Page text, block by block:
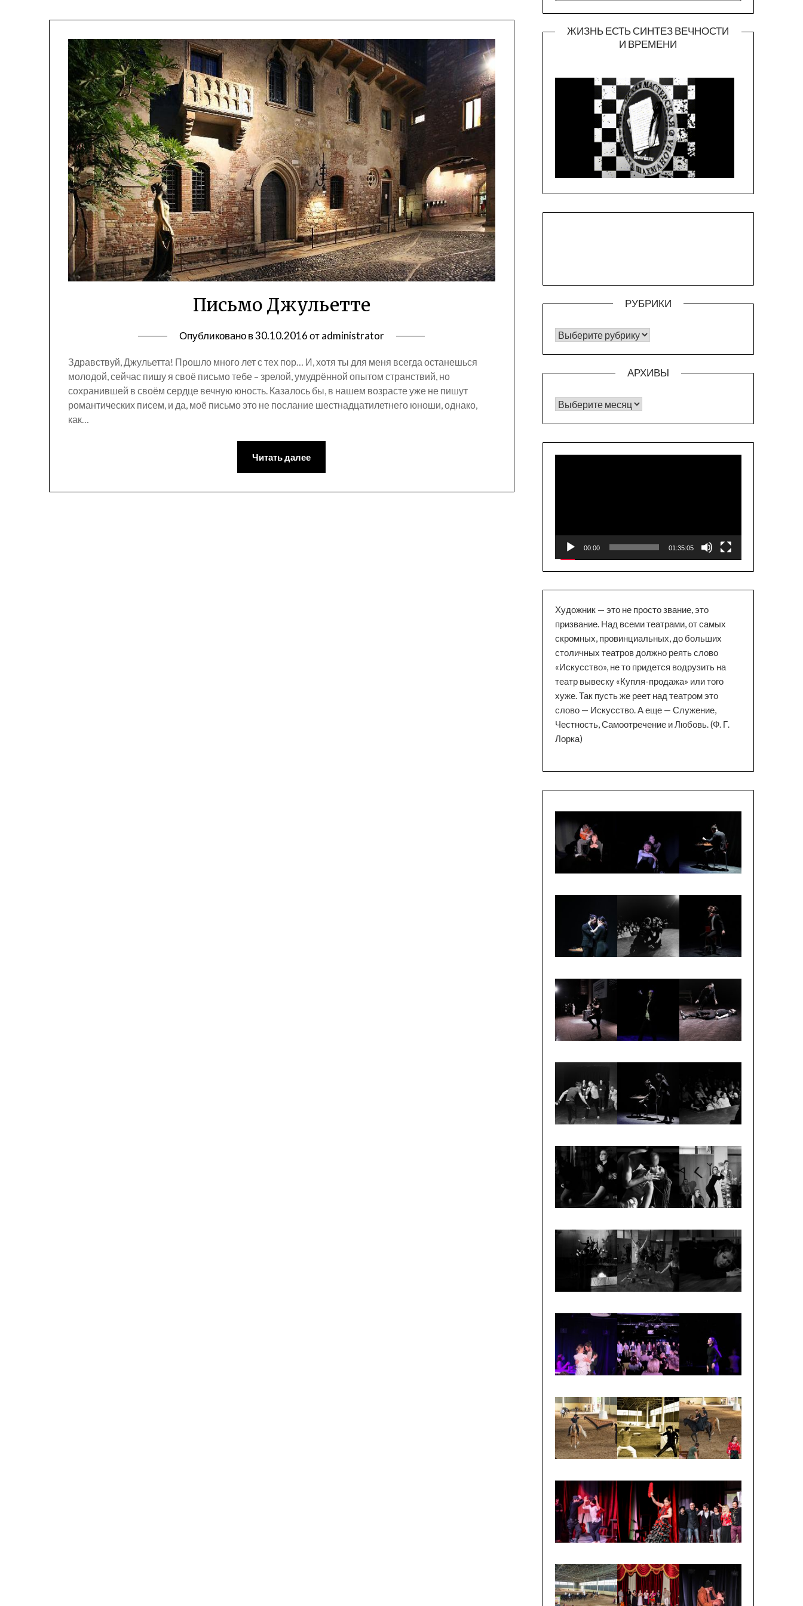
Письмо Джульетте
Опубликовано в30.10.2016отadministrator
Здравствуй, Джульетта! Прошло много лет с тех пор… И, хотя ты для меня всегда останешься
молодой, сейчас пишу я своё письмо тебе – зрелой, умудрённой опытом странствий, но
сохранившей в своём сердце вечную юность. Казалось бы, в нашем возрасте уже не пишут
романтических писем, и да, моё письмо это не послание шестнадцатилетнего юноши, однако,
как…
Читать далее
ЖИЗНЬ ЕСТЬ СИНТЕЗ ВЕЧНОСТИ
И ВРЕМЕНИ
РУБРИКИ
РУБРИКИ
АРХИВЫ
Архивы
00:00 01:35:05
Художник — это не просто звание, это
призвание. Над всеми театрами, от самых
скромных, провинциальных, до больших
столичных театров должно реять слово
«Искусство», не то придется водрузить на
театр вывеску «Купля-продажа» или того
хуже. Так пусть же реет над театром это
слово — Искусство. А еще — Служение,
Честность, Самоотречение и Любовь. (Ф. Г.
Лорка)